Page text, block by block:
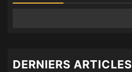
DERNIERS ARTICLES